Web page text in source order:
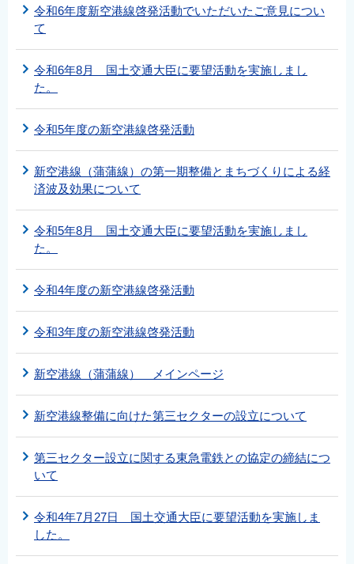
令和6年度新空港線啓発活動でいただいたご意見につい
て
令和6年8月 国土交通大臣に要望活動を実施しまし
た。
令和5年度の新空港線啓発活動
新空港線（蒲蒲線）の第一期整備とまちづくりによる経
済波及効果について
令和5年8月 国土交通大臣に要望活動を実施しまし
た。
令和4年度の新空港線啓発活動
令和3年度の新空港線啓発活動
新空港線（蒲蒲線） メインページ
新空港線整備に向けた第三セクターの設立について
第三セクター設立に関する東急電鉄との協定の締結につ
いて
令和4年7月27日 国土交通大臣に要望活動を実施しま
した。